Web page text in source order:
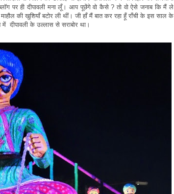
पर ही दीपावली मना लूँ। आप पूछेंगे वो कैसे ? तो वो ऐसे जनाब कि मैं ले
की खुशियाँ बटोर ली थीं। जी हाँ मैं बात कर रहा हूँ राँची के इस साल के
दीपावली के उल्लास से सराबोर था।